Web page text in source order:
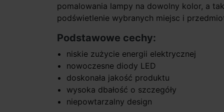
pomalowania lampy na dowolny kolor, a
podświetlenie wybranych miejsc i
Podstawowe cechy:
niskie zużycie energii
nowoczesne diody
doskonała jakość produktu
wysoka dbałość o szczegóły
niepowtarzalny design